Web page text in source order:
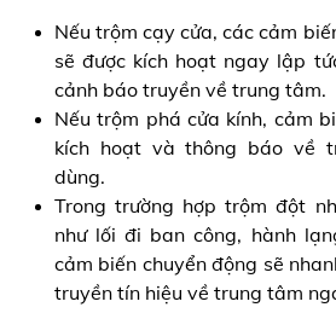
Nếu trộm cạy cửa, các cảm
sẽ được kích hoạt ngay lập
cảnh báo truyền về trung tâm.
Nếu trộm phá cửa kính, cảm
kích hoạt và thông báo về
dùng.
Trong trường hợp trộm đột
như lối đi ban công, hành
cảm biến chuyển động sẽ
truyền tín hiệu về trung tâm